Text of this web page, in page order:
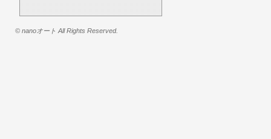
© nanoオート All Rights Reserved.